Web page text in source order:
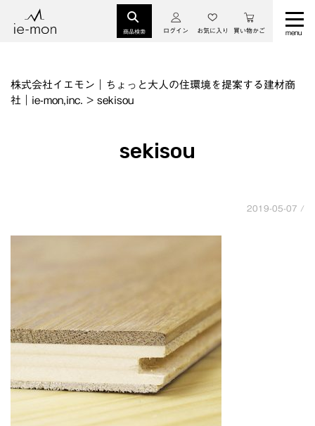
商品検索 ログイン お気に入り 買い物かご
株式会社イエモン｜ちょっと大人の住環境を提案する建材商
社｜ie-mon,inc. > sekisou
sekisou
2019-05-07 /